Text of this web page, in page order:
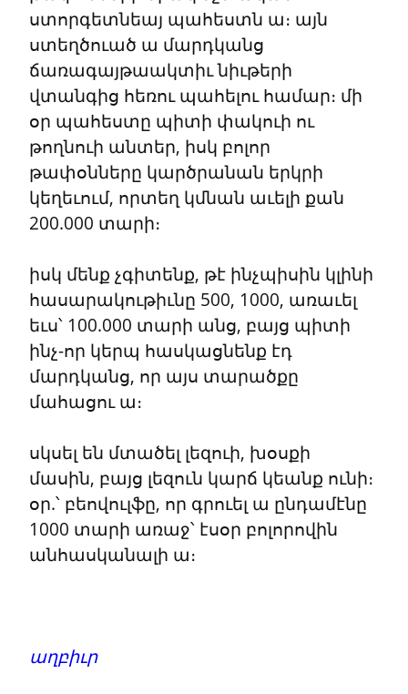
ստորգետնեայ պահեստն ա։ այն
ստեղծուած ա մարդկանց
ճառագայթաակտիւ նիւթերի
վտանգից հեռու պահելու համար։ մի
օր պահեստը պիտի փակուի ու
թողնուի անտեր, իսկ բոլոր
թափօնները կարծրանան երկրի
կեղեւում, որտեղ կմնան աւելի քան
200.000 տարի։
իսկ մենք չգիտենք, թէ ինչպիսին կլինի
հասարակութիւնը 500, 1000, առաւել
եւս՝ 100.000 տարի անց, բայց պիտի
ինչ-որ կերպ հասկացնենք էդ
մարդկանց, որ այս տարածքը
մահացու ա։
սկսել են մտածել լեզուի, խօսքի
մասին, բայց լեզուն կարճ կեանք ունի։
օր.՝ բեովուլֆը, որ գրուել ա ընդամէնը
1000 տարի առաջ՝ էսօր բոլորովին
անհասկանալի ա։
աղբիւր